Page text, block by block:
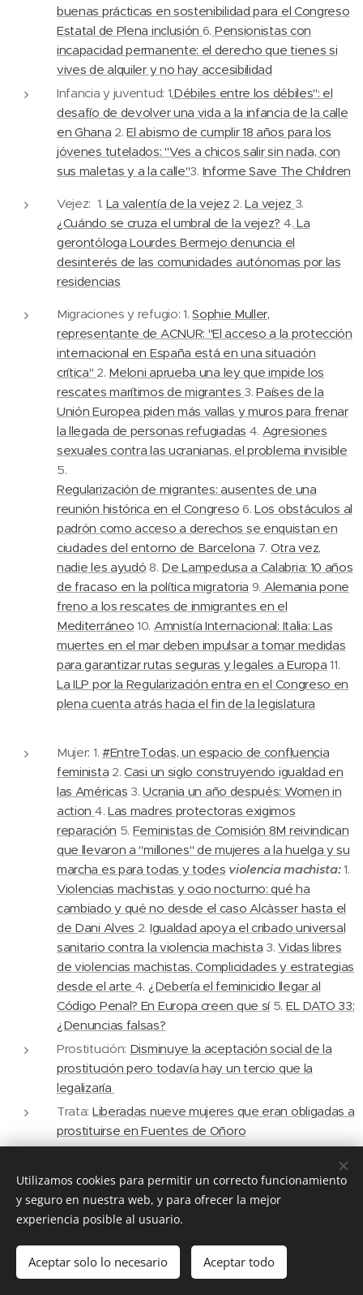
buenas prácticas en sostenibilidad para el Congreso
Estatal de Plena inclusión 6. Pensionistas con
incapacidad permanente: el derecho que tienes si
vives de alquiler y no hay accesibilidad
Infancia y juventud: 1.Débiles entre los débiles": el
desafío de devolver una vida a la infancia de la calle
en Ghana 2.El abismo de cumplir 18 años para los
jóvenes tutelados: "Ves a chicos salir sin nada, con
sus maletas y a la calle"3. Informe Save The Children
Vejez: 1. La valentía de la vejez 2.La vejez 3.
¿Cuándo se cruza el umbral de la vejez? 4. La
gerontóloga Lourdes Bermejo denuncia el
desinterés de las comunidades autónomas por las
residencias
Migraciones y refugio: 1.Sophie Muller,
representante de ACNUR: "El acceso a la protección
internacional en España está en una situación
crítica" 2. Meloni aprueba una ley que impide los
rescates marítimos de migrantes 3.Países de la
Unión Europea piden más vallas y muros para frenar
la llegada de personas refugiadas 4. Agresiones
sexuales contra las ucranianas, el problema invisible
5.
Regularización de migrantes: ausentes de una
reunión histórica en el Congreso 6.Los obstáculos al
padrón como acceso a derechos se enquistan en
ciudades del entorno de Barcelona 7. Otra vez,
nadie les ayudó 8. De Lampedusa a Calabria: 10 años
de fracaso en la política migratoria 9. Alemania pone
freno a los rescates de inmigrantes en el
Mediterráneo 10. Amnistía Internacional: Italia: Las
muertes en el mar deben impulsar a tomar medidas
para garantizar rutas seguras y legales a Europa 11.
La ILP por la Regularización entra en el Congreso en
plena cuenta atrás hacia el fin de la legislatura
Mujer: 1. #EntreTodas, un espacio de confluencia
feminista 2.Casi un siglo construyendo igualdad en
las Américas 3.Ucrania un año después: Women in
action 4. Las madres protectoras exigimos
reparación 5. Feministas de Comisión 8M reivindican
que llevaron a "millones" de mujeres a la huelga y su
marcha es para todas y todes violencia machista:1.
Violencias machistas y ocio nocturno: qué ha
cambiado y qué no desde el caso Alcàsser hasta el
de Dani Alves 2. Igualdad apoya el cribado universal
sanitario contra la violencia machista 3.Vidas libres
de violencias machistas. Complicidades y estrategias
desde el arte 4. ¿Debería el feminicidio llegar al
Código Penal? En Europa creen que sí5. EL DATO 33:
¿Denuncias falsas?
Prostitución: Disminuye la aceptación social de la
prostitución pero todavía hay un tercio que la
legalizaría
Trata: Liberadas nueve mujeres que eran obligadas a
prostituirse en Fuentes de Oñoro
Ambientales:
¿Cómo amenaza el cambioclimático a la producción
mundial de alimentos?
Liberia: multinacionales mineras evaden sus
responsabilidades medioambientales
Utilizamos cookies para permitir un correcto funcionamiento
y seguro en nuestra web, y para ofrecer la mejor
experiencia posible al usuario.
Aceptar solo lo necesario Aceptar todo